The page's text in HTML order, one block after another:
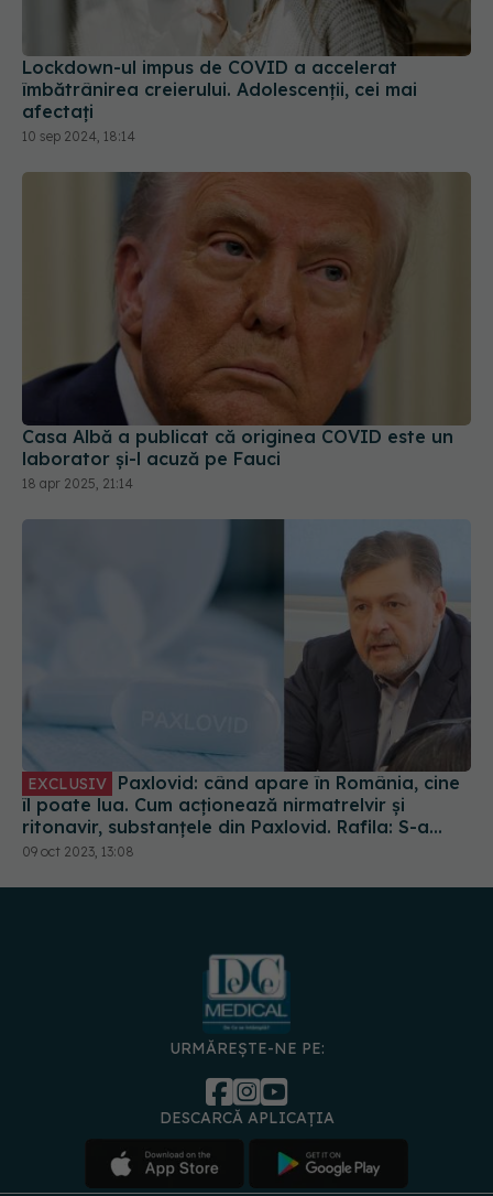
Lockdown-ul impus de COVID a accelerat
îmbătrânirea creierului. Adolescenții, cei mai
afectați
10 sep 2024, 18:14
Casa Albă a publicat că originea COVID este un
laborator și-l acuză pe Fauci
18 apr 2025, 21:14
EXCLUSIV Paxlovid: când apare în România, cine
îl poate lua. Cum acționează nirmatrelvir și
ritonavir, substanțele din Paxlovid. Rafila: S-a
semnat contractul. Va fi disponibil la
recomandarea medicului
09 oct 2023, 13:08
URMĂREȘTE-NE PE:
Medici și Politica de Politica Gestionați Contact